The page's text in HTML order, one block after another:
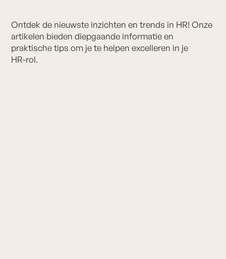
Ontdek de nieuwste inzichten en trends in HR! Onze
artikelen bieden diepgaande informatie en
praktische tips om je te helpen excelleren in je
HR-rol.